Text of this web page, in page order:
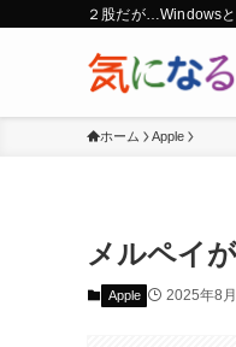
２股だが…Windows
ホーム Apple
メルペイ
Apple 2025年8